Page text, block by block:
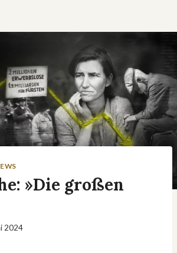
»Die großen
2024